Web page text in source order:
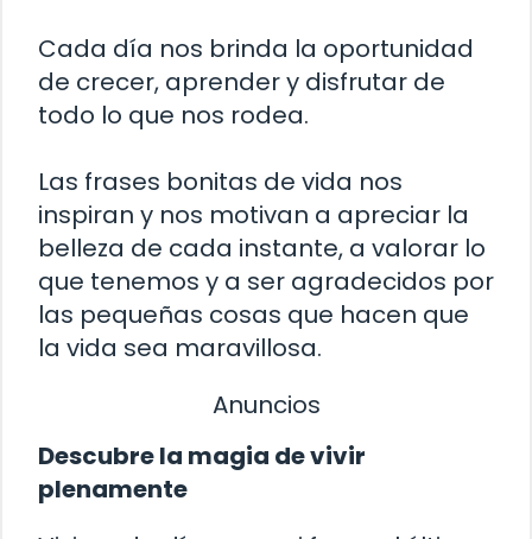
Cada día nos brinda la oportunidad
de crecer, aprender y disfrutar de
todo lo que nos rodea.
Las frases bonitas de vida nos
inspiran y nos motivan a apreciar la
belleza de cada instante, a valorar lo
que tenemos y a ser agradecidos por
las pequeñas cosas que hacen que
la vida sea maravillosa.
Anuncios
Descubre la magia de vivir
plenamente